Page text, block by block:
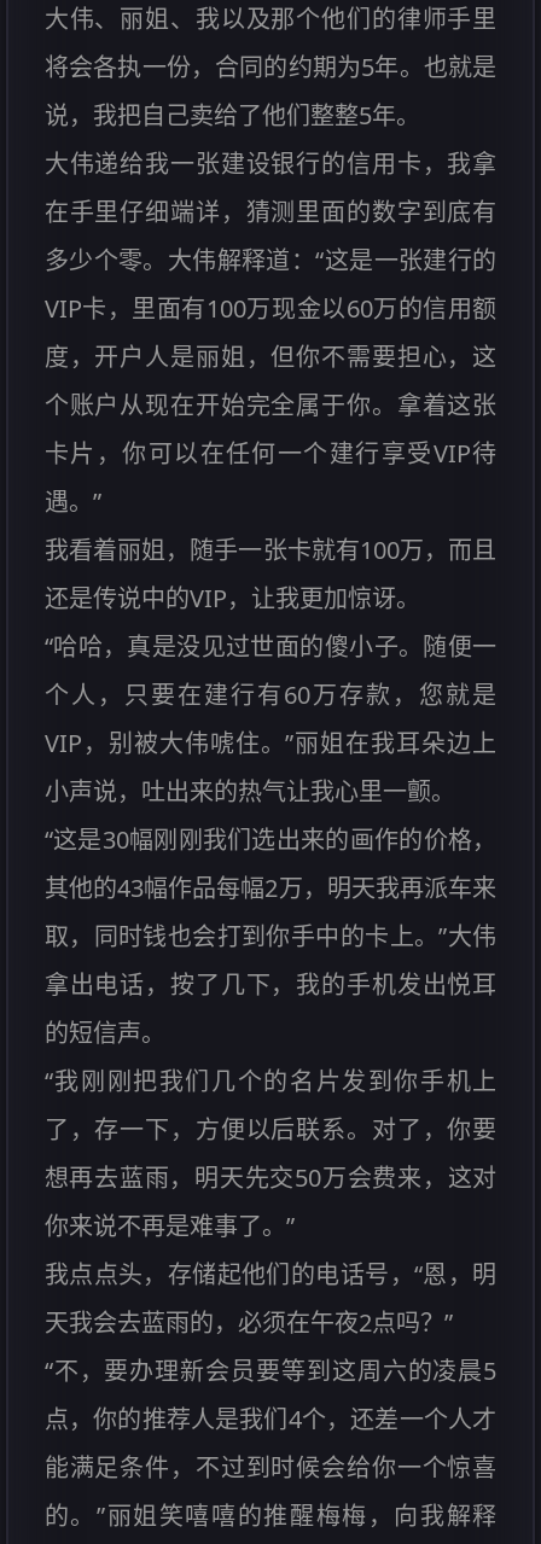
大伟、丽姐、我以及那个他们的律师手里
将会各执一份，合同的约期为5年。也就是
说，我把自己卖给了他们整整5年。
大伟递给我一张建设银行的信用卡，我拿
在手里仔细端详，猜测里面的数字到底有
多少个零。大伟解释道：“这是一张建行的
VIP卡，里面有100万现金以60万的信用额
度，开户人是丽姐，但你不需要担心，这
个账户从现在开始完全属于你。拿着这张
卡片，你可以在任何一个建行享受VIP待
遇。”
我看着丽姐，随手一张卡就有100万，而且
还是传说中的VIP，让我更加惊讶。
“哈哈，真是没见过世面的傻小子。随便一
个人，只要在建行有60万存款，您就是
VIP，别被大伟唬住。”丽姐在我耳朵边上
小声说，吐出来的热气让我心里一颤。
“这是30幅刚刚我们选出来的画作的价格，
其他的43幅作品每幅2万，明天我再派车来
取，同时钱也会打到你手中的卡上。”大伟
拿出电话，按了几下，我的手机发出悦耳
的短信声。
“我刚刚把我们几个的名片发到你手机上
了，存一下，方便以后联系。对了，你要
想再去蓝雨，明天先交50万会费来，这对
你来说不再是难事了。”
我点点头，存储起他们的电话号，“恩，明
天我会去蓝雨的，必须在午夜2点吗？”
“不，要办理新会员要等到这周六的凌晨5
点，你的推荐人是我们4个，还差一个人才
能满足条件，不过到时候会给你一个惊喜
的。”丽姐笑嘻嘻的推醒梅梅，向我解释